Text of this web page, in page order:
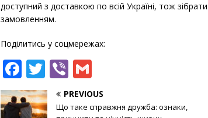
доступний з доставкою по всій Україні, тож
замовленням.
Поділитись у соцмережах:
F
a
c
T
w
it
Vi
b
e
m
ai
PREVIOUS
Що таке справжня дружба: ознаки,